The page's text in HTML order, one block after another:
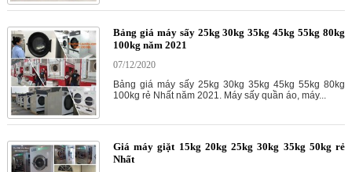
Bảng giá máy sấy 25kg 30kg 35kg 45kg 55kg 80kg
100kg năm 2021
07/12/2020
Bảng giá máy sấy 25kg 30kg 35kg 45kg 55kg 80kg
100kg rẻ Nhất năm 2021. Máy sấy quần áo, máy...
Giá máy giặt 15kg 20kg 25kg 30kg 35kg 50kg rẻ
Nhất